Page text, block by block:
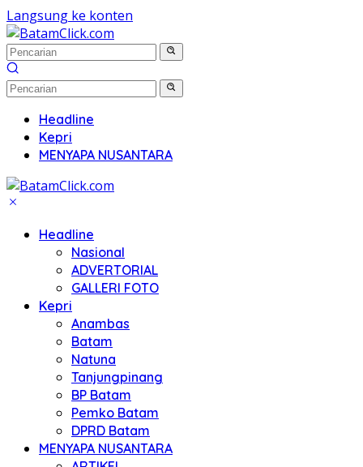
Langsung ke konten
Headline
Kepri
MENYAPA NUSANTARA
Headline
Nasional
ADVERTORIAL
GALLERI FOTO
Kepri
Anambas
Batam
Natuna
Tanjungpinang
BP Batam
Pemko Batam
DPRD Batam
MENYAPA NUSANTARA